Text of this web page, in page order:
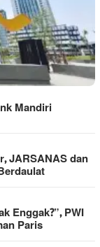
Mandiri
JARSANAS dan
Enggak?”, PWI
Paris